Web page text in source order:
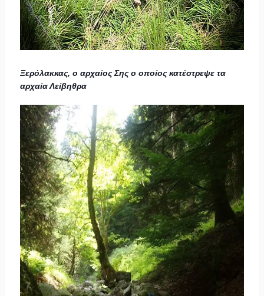
Ξερόλακκας, ο αρχαίος Σης ο οποίος κατέστρεψε τα
αρχαία Λείβηθρα